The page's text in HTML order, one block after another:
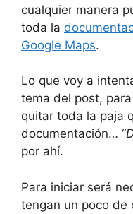
cualquier manera
toda la
Google Maps.
Lo que voy a
tema del post,
quitar toda la paja
documentación… “
por ahí.
Para iniciar será
tengan un poco de